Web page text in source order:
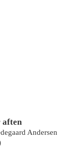
aften
Andersen